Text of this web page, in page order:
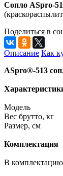
Сопло ASpro-
Поделиться в
Описание Как
ASpro®-513
Модель
Вес брутто,
Размер, см
Комплектация
В комплектацию